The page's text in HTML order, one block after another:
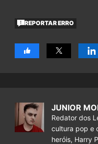
REPORTAR ERRO
JUNIOR
Redator dos
cultura pop e
heróis, Harry